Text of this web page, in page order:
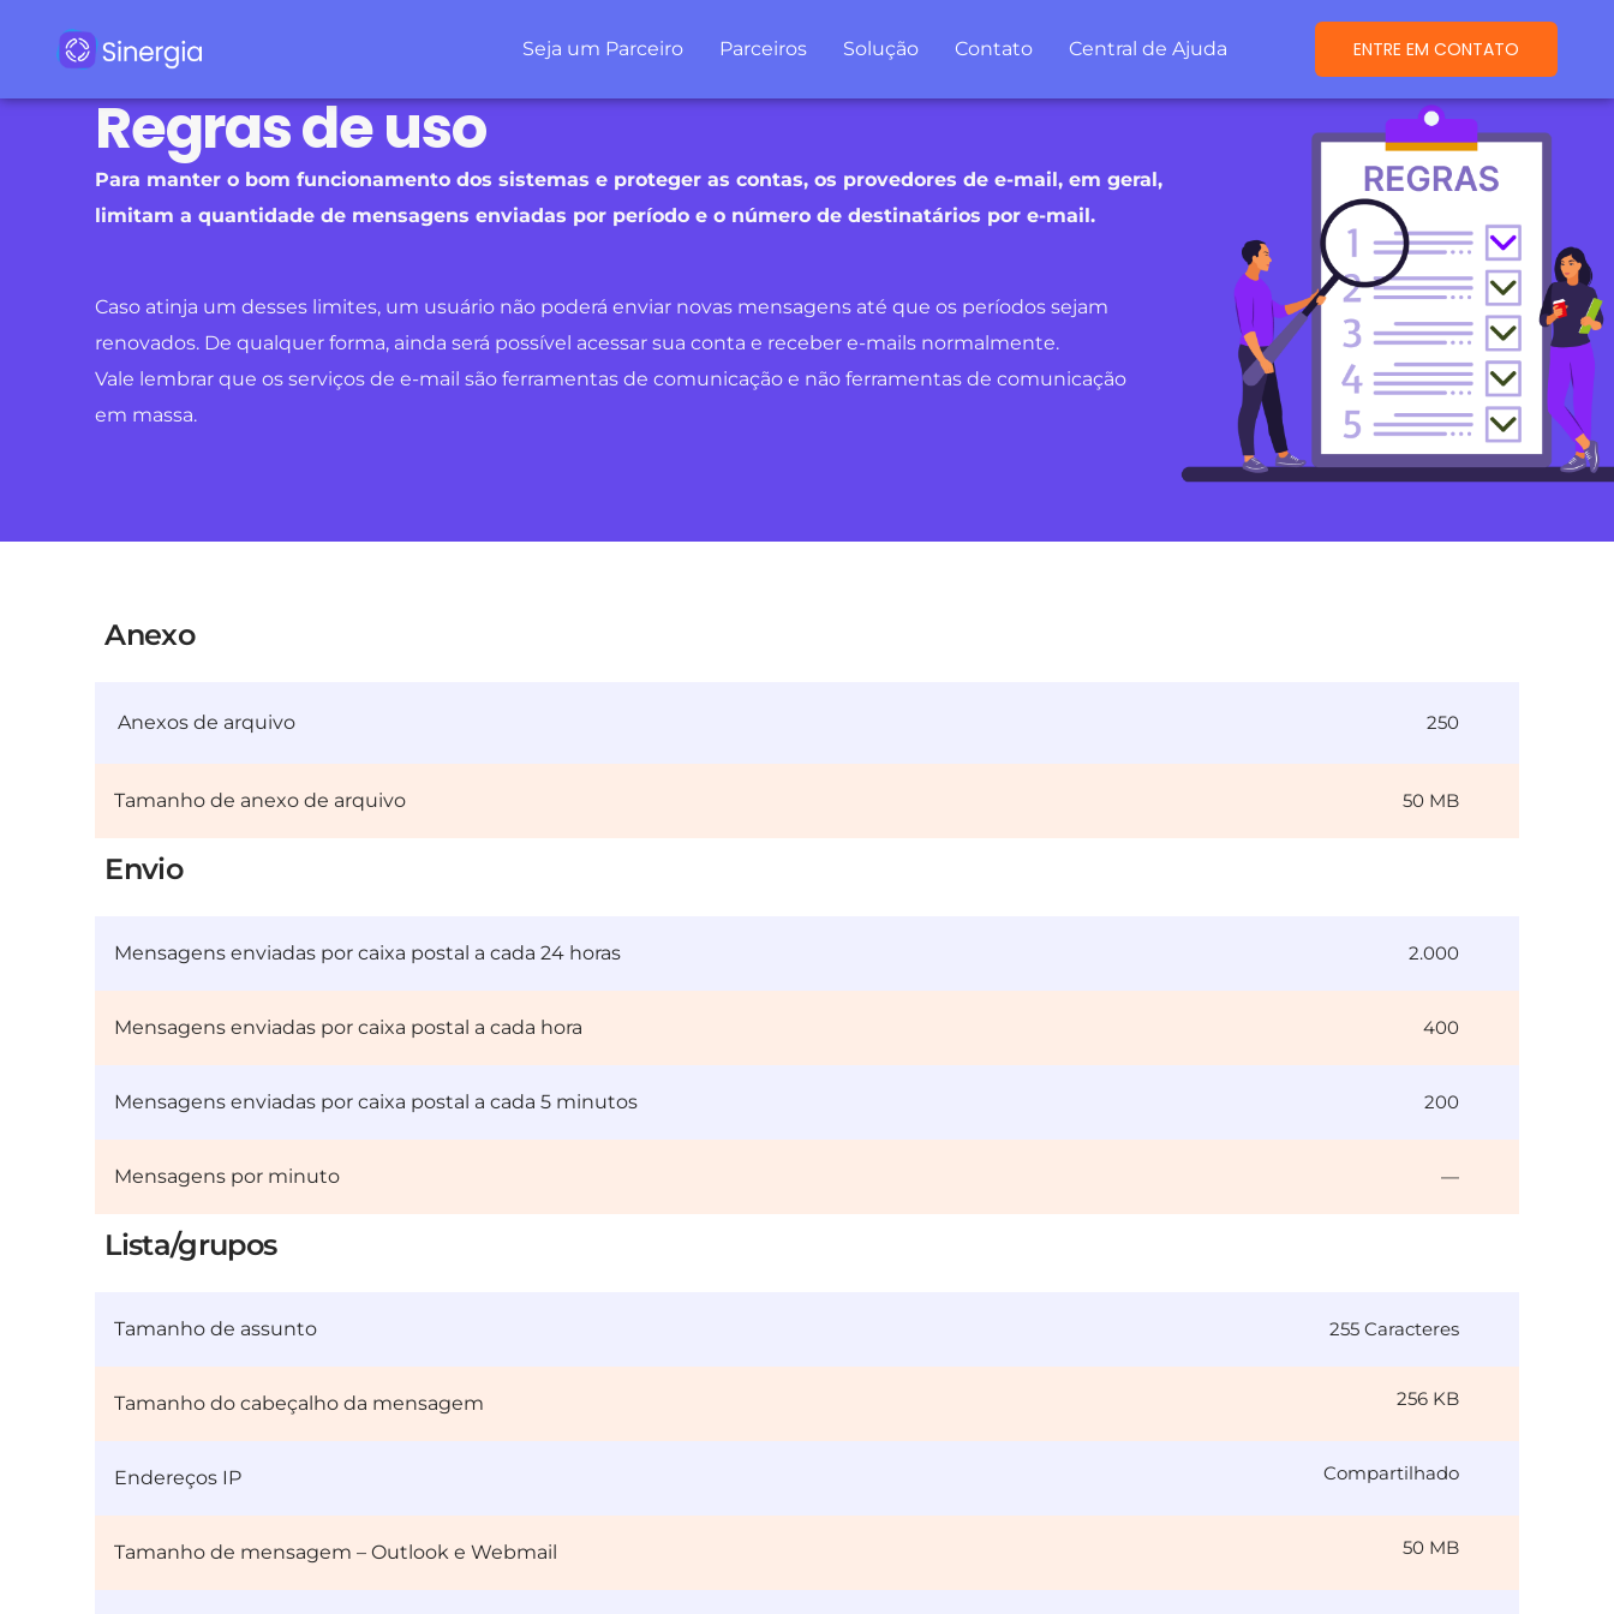
Seja um Parceiro Parceiros Solução Contato Central de Ajuda ENTRE EM CONTATO
Regras de uso
Para manter o bom funcionamento dos sistemas e proteger as contas, os provedores de e-mail, em geral,
limitam a quantidade de mensagens enviadas por período e o número de destinatários por e-mail.
Caso atinja um desses limites, um usuário não poderá enviar novas mensagens até que os períodos sejam
renovados. De qualquer forma, ainda será possível acessar sua conta e receber e-mails normalmente.
Vale lembrar que os serviços de e-mail são ferramentas de comunicação e não ferramentas de comunicação
em massa.
Anexo
Anexos de arquivo 250
Tamanho de anexo de arquivo 50 MB
Envio
Mensagens enviadas por caixa postal a cada 24 horas 2.000
Mensagens enviadas por caixa postal a cada hora 400
Mensagens enviadas por caixa postal a cada 5 minutos 200
Mensagens por minuto —
Lista/grupos
Tamanho de assunto 255 Caracteres
Tamanho do cabeçalho da mensagem 256 KB
Endereços IP Compartilhado
Tamanho de mensagem – Outlook e Webmail 50 MB